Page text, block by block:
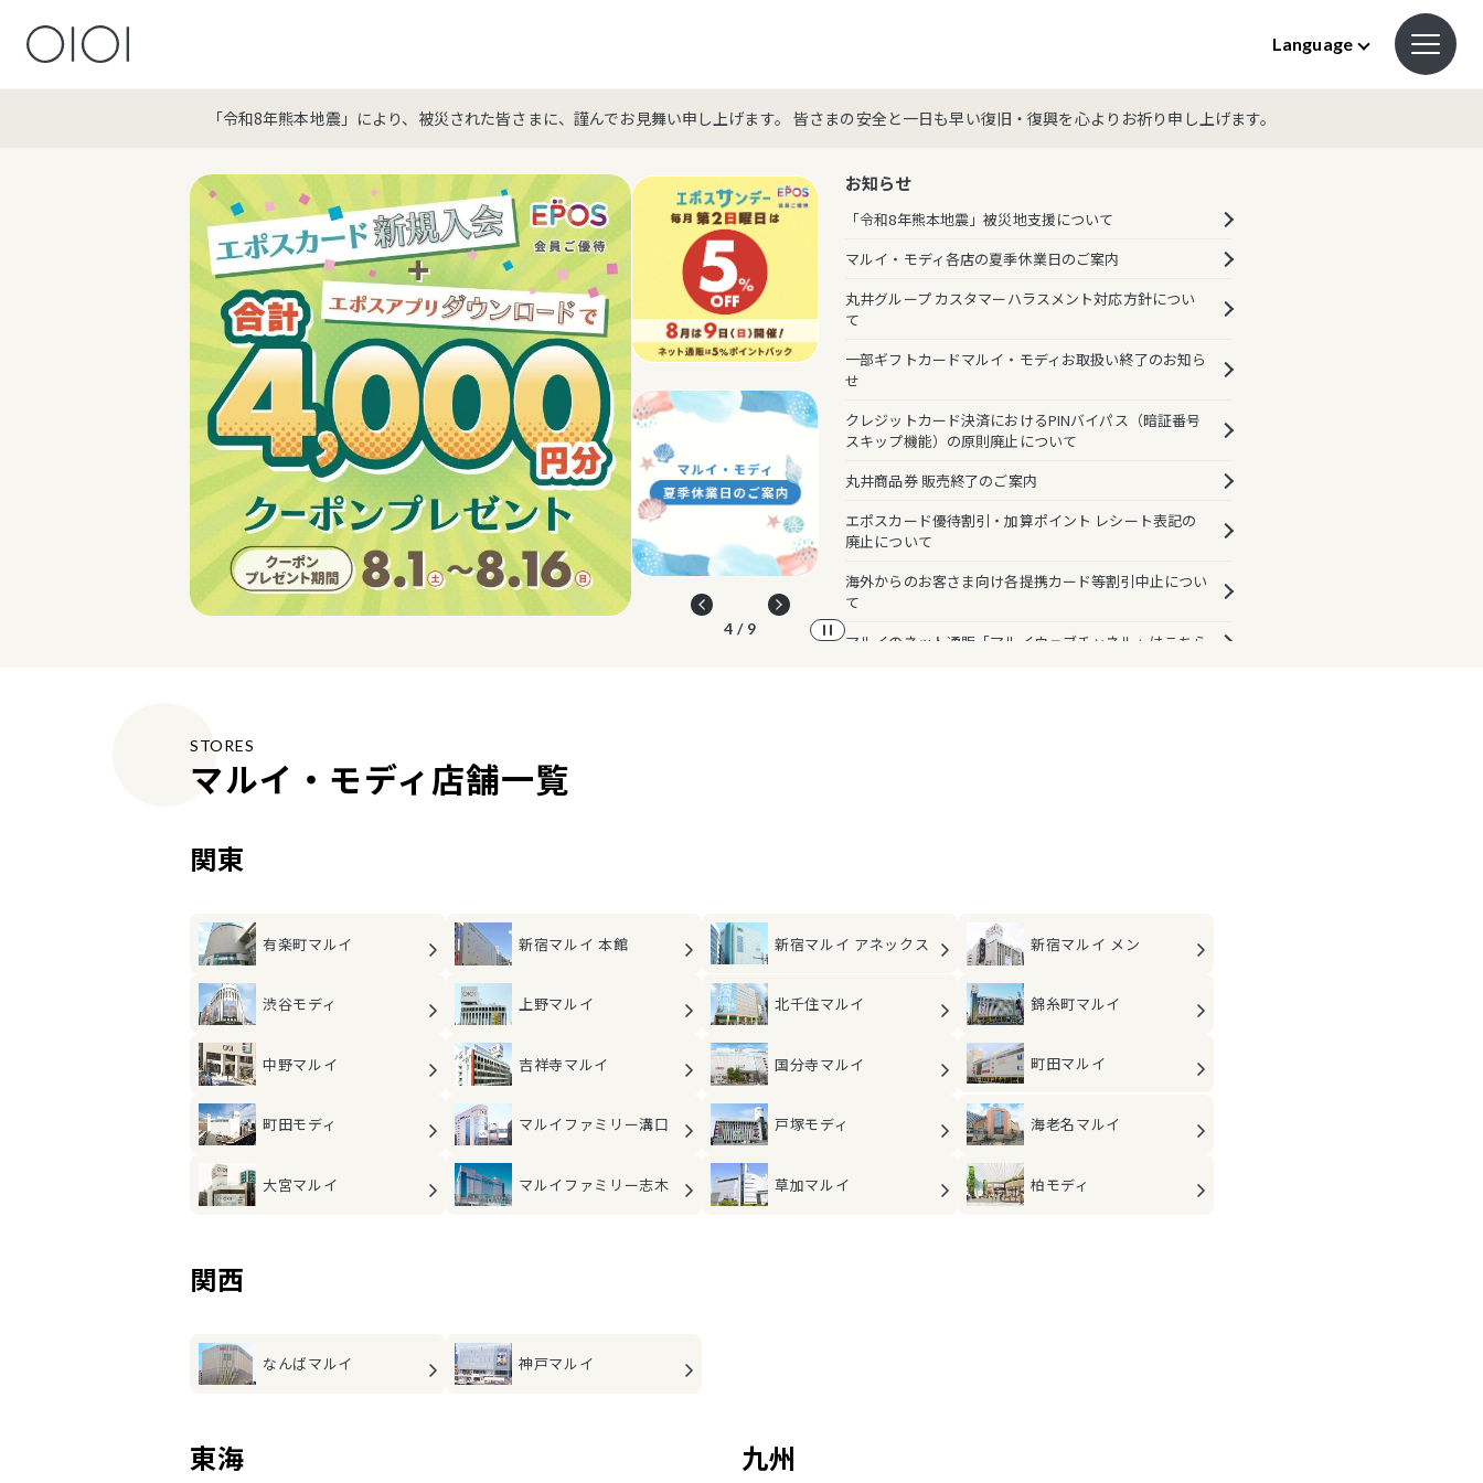
Language
「令和8年熊本地震」により、被災された皆さまに、謹んでお見舞い申し上げます。 皆さまの安全と一日も早い復旧・復興を心よりお祈り申し上げます。
5 / 9
お知らせ
「令和8年熊本地震」被災地支援について
マルイ・モディ各店の夏季休業日のご案内
丸井グループ カスタマーハラスメント対応方針につい
て
一部ギフトカードマルイ・モディお取扱い終了のお知ら
せ
クレジットカード決済におけるPINバイパス（暗証番号
スキップ機能）の原則廃止について
丸井商品券 販売終了のご案内
エポスカード優待割引・加算ポイント レシート表記の
廃止について
海外からのお客さま向け各提携カード等割引中止につい
て
マルイのネット通販「マルイウェブチャネル」はこちら
STORES
マルイ・モディ店舗一覧
関東
有楽町マルイ 新宿マルイ 本館 新宿マルイ アネックス 新宿マルイ メン
渋谷モディ 上野マルイ 北千住マルイ 錦糸町マルイ
中野マルイ 吉祥寺マルイ 国分寺マルイ 町田マルイ
町田モディ マルイファミリー溝口 戸塚モディ 海老名マルイ
大宮マルイ マルイファミリー志木 草加マルイ 柏モディ
関西
なんばマルイ 神戸マルイ
東海 九州